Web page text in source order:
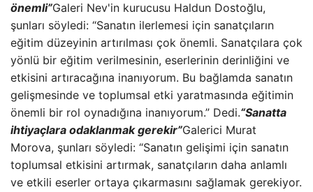
önemli”Galeri Nev'in kurucusu Haldun Dostoğlu,
şunları söyledi: “Sanatın ilerlemesi için sanatçıların
eğitim düzeyinin artırılması çok önemli. Sanatçılara çok
yönlü bir eğitim verilmesinin, eserlerinin derinliğini ve
etkisini artıracağına inanıyorum. Bu bağlamda sanatın
gelişmesinde ve toplumsal etki yaratmasında eğitimin
önemli bir rol oynadığına inanıyorum.” Dedi.“Sanatta
ihtiyaçlara odaklanmak gerekir”Galerici Murat
Morova, şunları söyledi: “Sanatın gelişimi için sanatın
toplumsal etkisini artırmak, sanatçıların daha anlamlı
ve etkili eserler ortaya çıkarmasını sağlamak gerekiyor.